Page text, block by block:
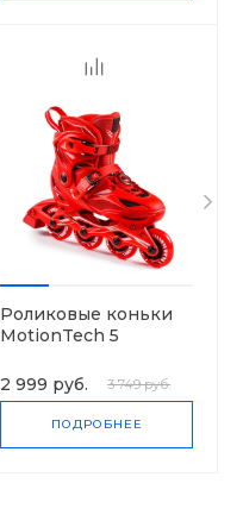
Роликовые коньки
MotionTech 5
2 999 руб. 3 749 руб.
ПОДРОБНЕЕ